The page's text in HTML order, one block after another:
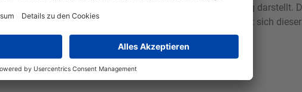
schlanke Profil von 34 cm Tiefe eine platzsparende Lösung darstellt.
Optik. Ideal für moderne und stilvolle Einrichtungen, fügt sich
in einem Möbelstück.